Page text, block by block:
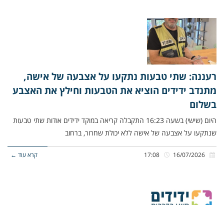
רעננה: שתי טבעות נתקעו על אצבעה של אישה,
מתנדב ידידים הוציא את הטבעות וחילץ את האצבע
בשלום
היום (שישי) בשעה 16:23 התקבלה קריאה במוקד ידידים אודות שתי טבעות
שנתקעו על אצבעה של אישה ללא יכולת שחרור, ברחוב
קרא עוד ←